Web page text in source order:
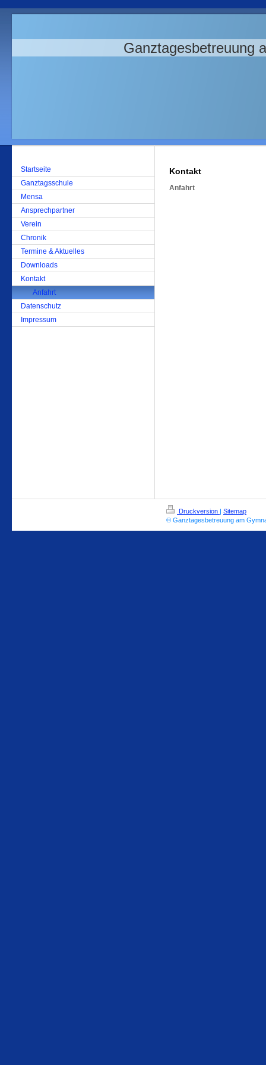
Ganztagesbetreuung
Startseite
Ganztagsschule
Mensa
Ansprechpartner
Verein
Chronik
Termine & Aktuelles
Downloads
Kontakt
Anfahrt
Datenschutz
Impressum
Kontakt
Anfahrt
Druckversion | Sitemap
© Ganztagesbetreuung am